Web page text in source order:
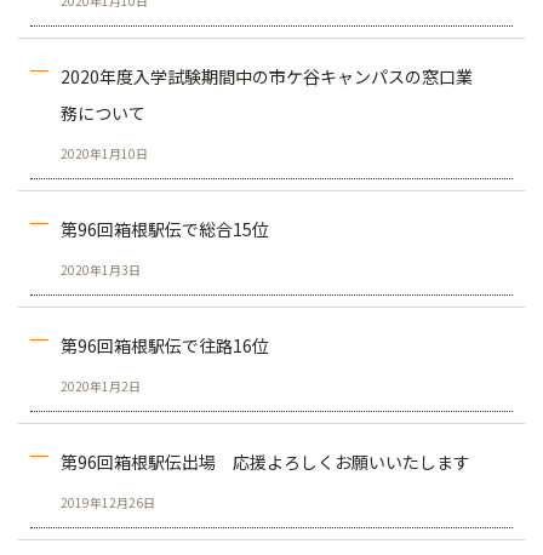
2020年度入学試験期間中の市ケ谷キャンパスの窓口業
務について
2020年1月10日
第96回箱根駅伝で総合15位
2020年1月3日
第96回箱根駅伝で往路16位
2020年1月2日
第96回箱根駅伝出場 応援よろしくお願いいたします
2019年12月26日